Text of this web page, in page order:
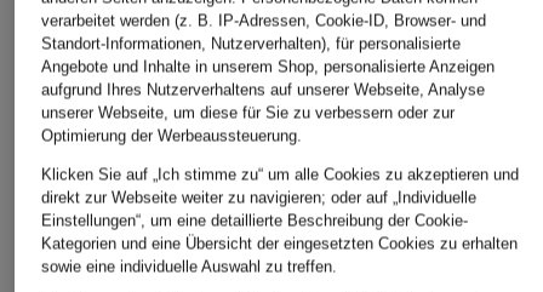
+Aktionsrabatt
TONNO & PANNA
OPUS
Blusenshirt FOTORI
Johann & Johanna
Dirndlbluse aus
verarbeitet werden (z. B. IP-Adressen, Cookie-ID, Browser- und
Standort-Informationen, Nutzerverhalten), für personalisierte
Angebote und Inhalte in unserem Shop, personalisierte Anzeigen
aufgrund Ihres Nutzerverhaltens auf unserer Webseite, Analyse
unserer Webseite, um diese für Sie zu verbessern oder zur
Optimierung der Werbeaussteuerung.
Klicken Sie auf „Ich stimme zu“ um alle Cookies zu akzeptieren und
direkt zur Webseite weiter zu navigieren; oder auf „Individuelle
Einstellungen“, um eine detaillierte Beschreibung der Cookie-
Kategorien und eine Übersicht der eingesetzten Cookies zu erhalten
sowie eine individuelle Auswahl zu treffen.